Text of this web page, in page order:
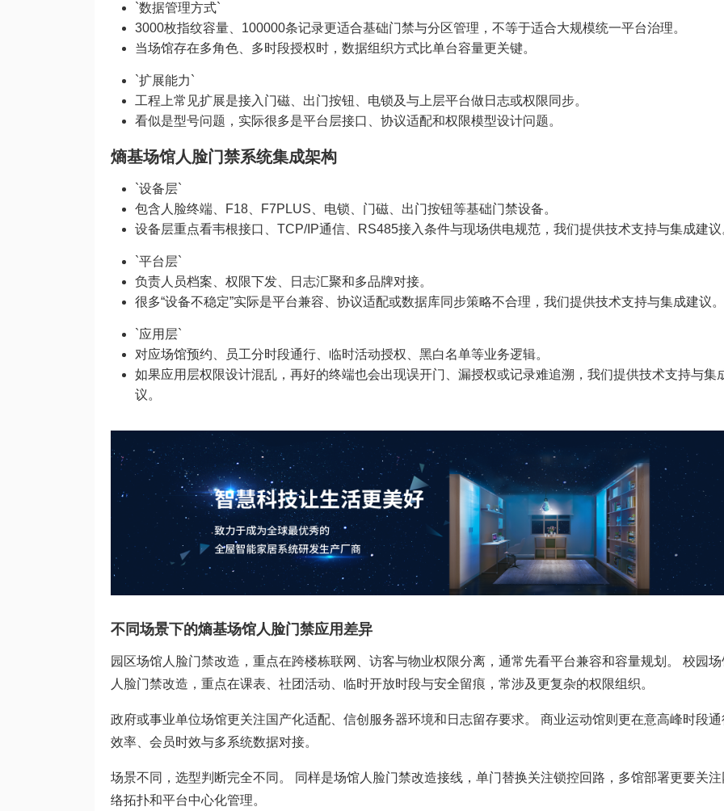
`数据管理方式`
3000枚指纹容量、100000条记录更适合基础门禁与分区管理，不等于适合大规模统一平台治理。
当场馆存在多角色、多时段授权时，数据组织方式比单台容量更关键。
`扩展能力`
工程上常见扩展是接入门磁、出门按钮、电锁及与上层平台做日志或权限同步。
看似是型号问题，实际很多是平台层接口、协议适配和权限模型设计问题。
熵基场馆人脸门禁系统集成架构
`设备层`
包含人脸终端、F18、F7PLUS、电锁、门磁、出门按钮等基础门禁设备。
设备层重点看韦根接口、TCP/IP通信、RS485接入条件与现场供电规范，我们提供技术支持与集成建议
`平台层`
负责人员档案、权限下发、日志汇聚和多品牌对接。
很多“设备不稳定”实际是平台兼容、协议适配或数据库同步策略不合理，我们提供技术支持与集成建议。
`应用层`
对应场馆预约、员工分时段通行、临时活动授权、黑白名单等业务逻辑。
如果应用层权限设计混乱，再好的终端也会出现误开门、漏授权或记录难追溯，我们提供技术支持与集
议。
不同场景下的熵基场馆人脸门禁应用差异
园区场馆人脸门禁改造，重点在跨楼栋联网、访客与物业权限分离，通常先看平台兼容和容量规划。 校园场
人脸门禁改造，重点在课表、社团活动、临时开放时段与安全留痕，常涉及更复杂的权限组织。
政府或事业单位场馆更关注国产化适配、信创服务器环境和日志留存要求。 商业运动馆则更在意高峰时段通
效率、会员时效与多系统数据对接。
场景不同，选型判断完全不同。 同样是场馆人脸门禁改造接线，单门替换关注锁控回路，多馆部署更要关注
络拓扑和平台中心化管理。